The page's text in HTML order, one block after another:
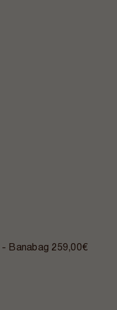
- Banabag 259,00€